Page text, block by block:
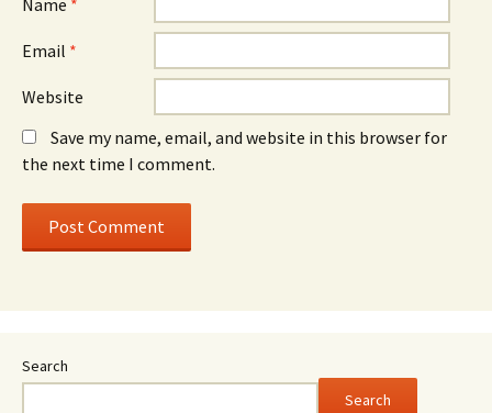
Name *
Email *
Website
Save my name, email, and website in this browser for
the next time I comment.
Search
Search